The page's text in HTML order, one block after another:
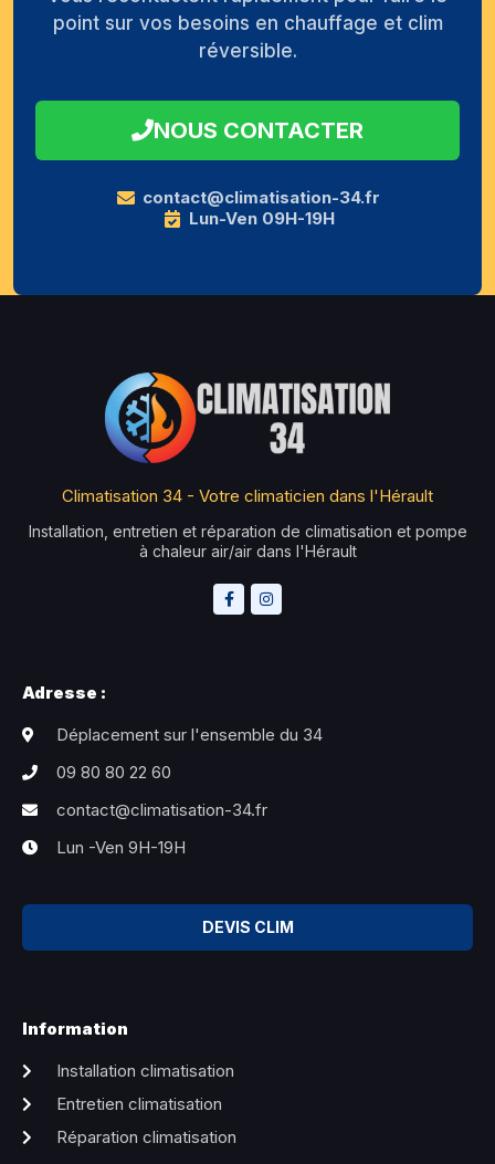
point sur vos besoins en chauffage et clim
réversible.
NOUS CONTACTER
contact@climatisation-34.fr
Lun-Ven 09H-19H
Climatisation 34 - Votre climaticien dans l'Hérault
Installation, entretien et réparation de climatisation et pompe
à chaleur air/air dans l'Hérault
Adresse :
Déplacement sur l'ensemble du 34
09 80 80 22 60
contact@climatisation-34.fr
Lun -Ven 9H-19H
DEVIS CLIM
Information
Installation climatisation
Entretien climatisation
Réparation climatisation